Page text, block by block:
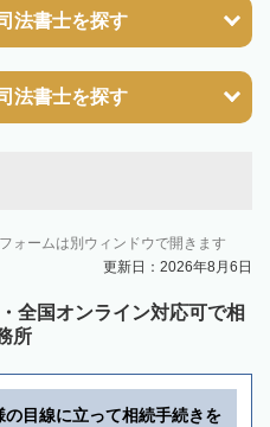
法書士を探す
法書士を探す
ォームは別ウィンドウで開きます
更新日：2026年8月6日
全国オンライン対応可で相
所
の目線に立って相続手続きを